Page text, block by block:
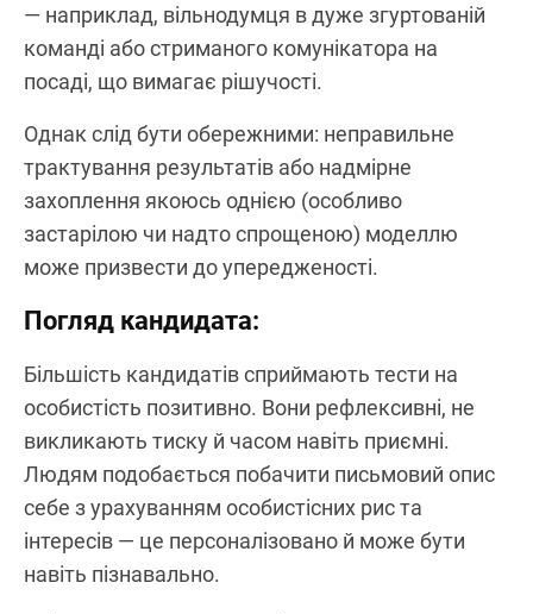
— наприклад, вільнодумця в дуже згуртованій
команді або стриманого комунікатора на
посаді, що вимагає рішучості.
Однак слід бути обережними: неправильне
трактування результатів або надмірне
захоплення якоюсь однією (особливо
застарілою чи надто спрощеною) моделлю
може призвести до упередженості.
Погляд кандидата:
Більшість кандидатів сприймають тести на
особистість позитивно. Вони рефлексивні, не
викликають тиску й часом навіть приємні.
Людям подобається побачити письмовий опис
себе з урахуванням особистісних рис та
інтересів — це персоналізовано й може бути
навіть пізнавально.